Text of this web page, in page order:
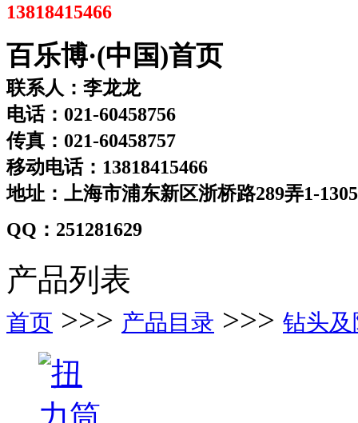
13818415466
百乐博·(中国)首页
联系人：李龙龙
电话：021-60458756
传真：021-60458757
移动电话：13818415466
地址：上海市浦东新区浙桥路289弄1-
QQ：251281629
产品列表
首页 >>> 产品目录 >>> 钻头及